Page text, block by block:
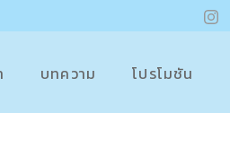
บทความ โปรโมชัน